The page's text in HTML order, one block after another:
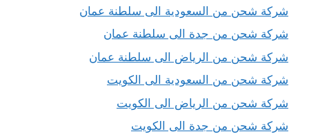
شركة شحن من السعودية الى سلطنة عمان
شركة شحن من جدة الى سلطنة عمان
شركة شحن من الرياض الى سلطنة عمان
شركة شحن من السعودية الى الكويت
شركة شحن من الرياض الى الكويت
شركة شحن من جدة الى الكويت